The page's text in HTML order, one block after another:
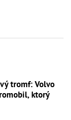
tromf: Volvo
ktorý